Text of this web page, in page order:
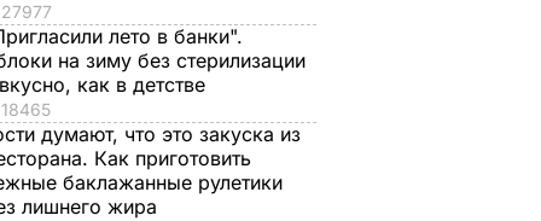
27977
лето в банки".
на зиму без стерилизации
как в детстве
18465
думают, что это закуска из
Как приготовить
баклажанные рулетики
лишнего жира